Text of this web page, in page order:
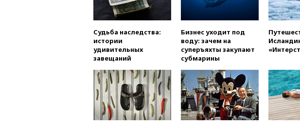
Судьба наследства:
истории
удивительных
завещаний
Бизнес уходит под
воду: зачем на
суперъяхты закупают
субмарины